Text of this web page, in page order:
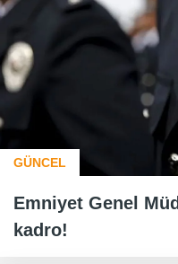
GÜNCEL
Emniyet Genel
kadro!